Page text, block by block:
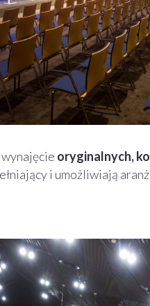
oryginalnych,
i umożliwiają